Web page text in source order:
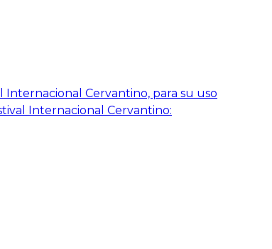
Cervantino, para su uso
Internacional Cervantino: